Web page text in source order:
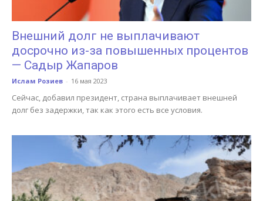
Внешний долг не выплачивают
досрочно из-за повышенных процентов
— Садыр Жапаров
Ислам Розиев - 16 мая 2023
Сейчас, добавил президент, страна выплачивает внешней
долг без задержки, так как этого есть все условия.